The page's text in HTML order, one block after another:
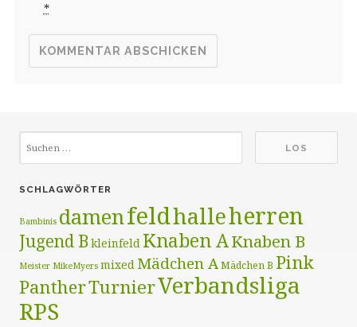
*
SCHLAGWÖRTER
Bambinis damenfeldhalleherren
Jugend B kleinfeld Knaben AKnaben B
Meister MikeMyers mixed Mädchen AMädchen B Pink
PantherTurnierVerbandsliga
RPS